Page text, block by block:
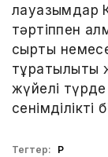
лауазымдар
тәртіппен
сыртқы
жүйелі түрде
сенімділікті
Тегтер: ҚР